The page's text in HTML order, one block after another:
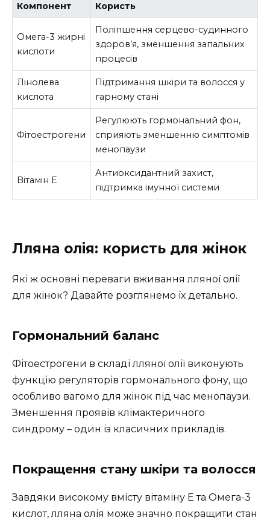
Компонент Користь
Омега-3 жирні
кислоти
Поліпшення серцево-судинного
здоров’я, зменшення запальних
процесів
Лінолева
кислота
Підтримання шкіри та волосся у
гарному стані
Фітоестрогени
Регулюють гормональний фон,
сприяють зменшенню симптомів
менопаузи
Вітамін E
Антиоксидантний захист,
підтримка імунної системи
Лляна олія: користь для жінок
Які ж основні переваги вживання лляної олії
для жінок? Давайте розглянемо їх детально.
Гормональний баланс
Фітоестрогени в складі лляної олії виконують
функцію регуляторів гормонального фону, що
особливо вагомо для жінок під час менопаузи.
Зменшення проявів клімактеричного
синдрому – один із класичних прикладів.
Покращення стану шкіри та волосся
Завдяки високому вмісту вітаміну E та Омега-3
кислот, лляна олія може значно покращити стан